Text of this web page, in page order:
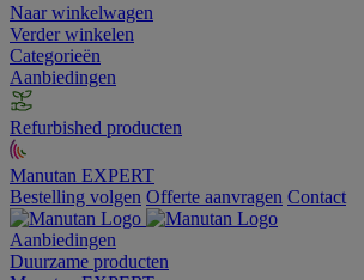
Naar winkelwagen
Verder winkelen
Categorieën
Aanbiedingen
Refurbished producten
Manutan EXPERT
Bestelling volgen Offerte aanvragen Contact
Aanbiedingen
Duurzame producten